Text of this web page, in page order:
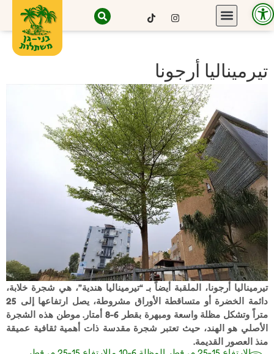
تيرميناليا أرجونا
تيرميناليا أرجونا، الملقبة أيضاً بـ “تيرميناليا هندية”، هي شجرة خلابة،
دائمة الخضرة أو متساقطة الأوراق مشروطة، يصل ارتفاعها إلى 25
متراً وتشكل مظلة واسعة ومبهرة بقطر 6-8 أمتار. موطن هذه الشجرة
الأصلي هو الهند، حيث تعتبر شجرة مقدسة ذات أهمية ثقافية عميقة
منذ العصور القديمة.